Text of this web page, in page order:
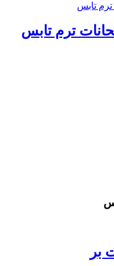
ترم تابس
بر